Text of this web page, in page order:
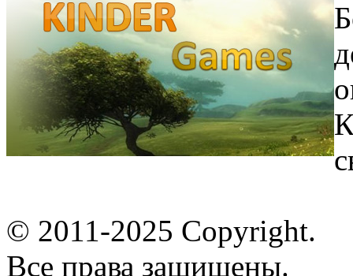
© 2011-2025 Copyright.
Все права защищены.